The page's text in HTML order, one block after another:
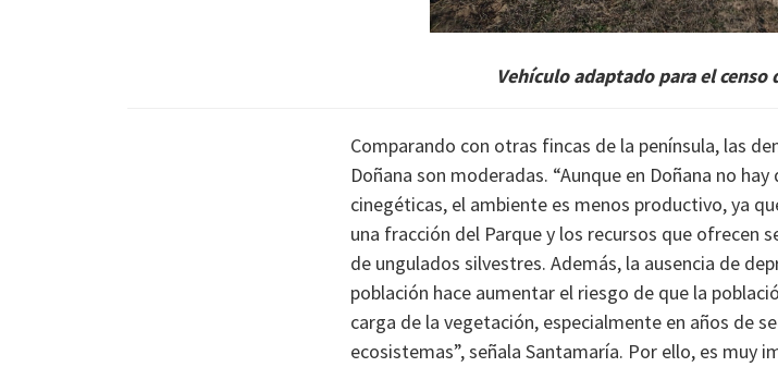
Vehículo adaptado para el censo
Comparando con otras fincas de la península, las
Doñana son moderadas. “Aunque en Doñana no
cinegéticas, el ambiente es menos productivo, ya
una fracción del Parque y los recursos que ofrecen
de ungulados silvestres. Además, la ausencia de
población hace aumentar el riesgo de que la
carga de la vegetación, especialmente en años de
ecosistemas”, señala Santamaría. Por ello, es